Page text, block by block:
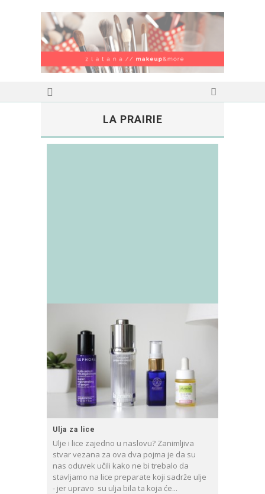
LA PRAIRIE
Ulja za lice
Ulje i lice zajedno u naslovu? Zanimljiva
stvar vezana za ova dva pojma je da su
nas oduvek učili kako ne bi trebalo da
stavljamo na lice preparate koji sadrže ulje
- jer upravo su ulja bila ta koja će...